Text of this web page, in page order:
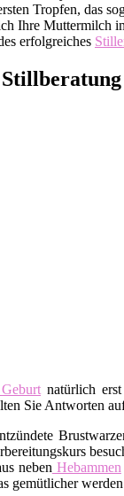
Tropfen, das
Ihre Muttermilch
erfolgreiches
natürlich
Sie Antworten
neben Hebammen
gemütlicher